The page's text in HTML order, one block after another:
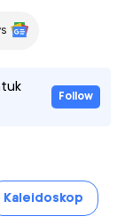
Follow
Kaleidoskop